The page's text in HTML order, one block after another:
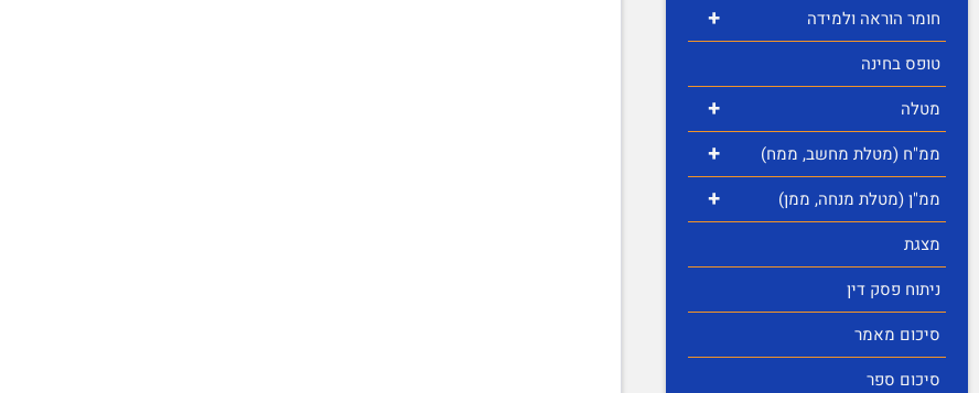
+
חומר הוראה ולמידה
טופס בחינה
+ מטלה
+ ממ"ח (מטלת מחשב, ממח)
+
ממ"ן (מטלת מנחה, ממן)
מצגת
ניתוח פסק דין
סיכום מאמר
סיכום ספר